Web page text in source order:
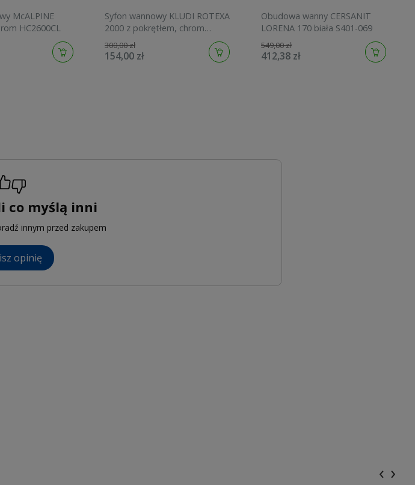
McALPINE
HC2600CL
Syfon wannowy KLUDI ROTEXA
2000 z pokrętłem, chrom
2130005N
300,00 zł
154,00 zł
Obudowa wanny CERSANIT
LORENA 170 biała S401-069
549,00 zł
412,38 zł
co myślą inni
innym przed zakupem
opinię
‹ ›